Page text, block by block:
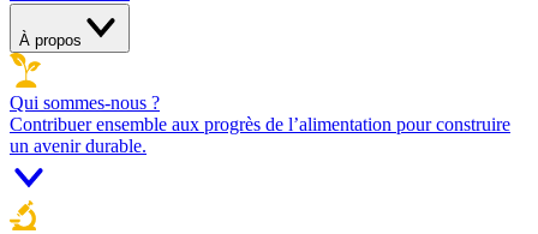
À propos
Qui sommes-nous ?
Contribuer ensemble aux progrès de l’alimentation pour construire
un avenir durable.